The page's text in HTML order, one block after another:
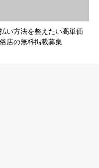
い方法を整えたい高単価
店の無料掲載募集